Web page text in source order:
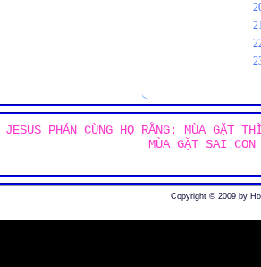
JESUS PHÁN CÙNG HỌ RẰNG: MÙA GẶT
MÙA GẶT SAI
Copyright © 2009 by